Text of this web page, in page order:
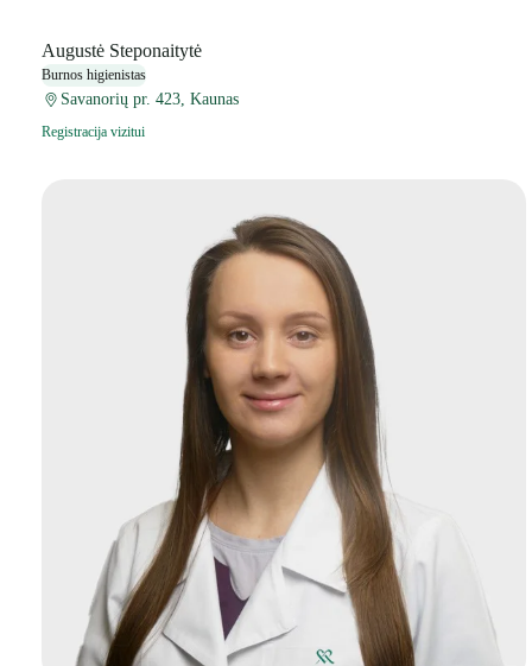
Augustė Steponaitytė
Burnos higienistas
Savanorių pr. 423, Kaunas
Registracija vizitui